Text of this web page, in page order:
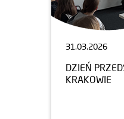
31.03.2026
DZIEŃ
KRAKOWIE